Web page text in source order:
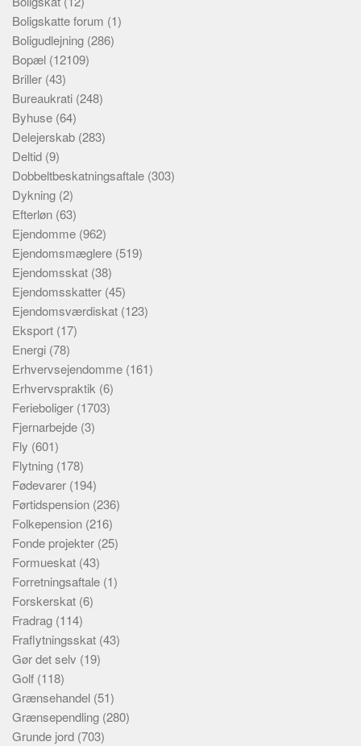
Boligskatte forum (1)
Boligudlejning (286)
Bopæl (12109)
Briller (43)
Bureaukrati (248)
Byhuse (64)
Delejerskab (283)
Deltid (9)
Dobbeltbeskatningsaftale (303)
Dykning (2)
Efterløn (63)
Ejendomme (962)
Ejendomsmæglere (519)
Ejendomsskat (38)
Ejendomsskatter (45)
Ejendomsværdiskat (123)
Eksport (17)
Energi (78)
Erhvervsejendomme (161)
Erhvervspraktik (6)
Ferieboliger (1703)
Fjernarbejde (3)
Fly (601)
Flytning (178)
Fødevarer (194)
Førtidspension (236)
Folkepension (216)
Fonde projekter (25)
Formueskat (43)
Forretningsaftale (1)
Forskerskat (6)
Fradrag (114)
Fraflytningsskat (43)
Gør det selv (19)
Golf (118)
Grænsehandel (51)
Grænsependling (280)
Grunde jord (703)